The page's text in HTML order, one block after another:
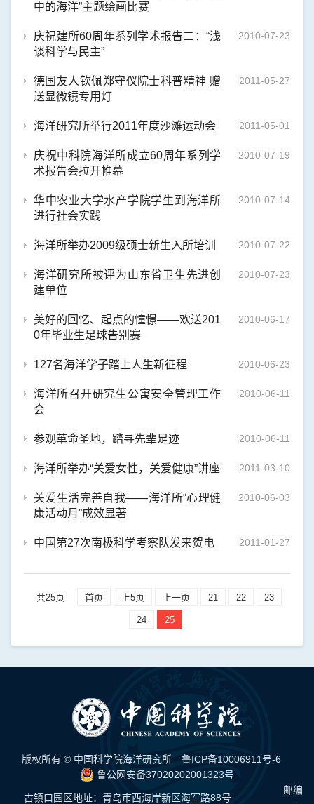
中的海洋”主题绘画比赛
2010-07-23
庆祝建所60周年系列学术报告二：“浅
谈科学与民主”
2011-05-27
德国友人钦佩郑守仪院士科普精神 赠
送显微镜专用灯
2011-05-01
海洋研究所举行2011年度沙滩运动会
2010-07-19
庆祝中科院海洋所成立60周年系列学
术报告会拉开帷幕
2010-07-14
华中农业大学水产学院学生到海洋所
进行社会实践
2010-07-22
海洋所举办2009级硕士新生入所培训
2010-07-23
海洋研究所被评为山东省卫生先进创
建单位
2010-06-17
美好的回忆、起点的憧憬——欢送201
0年毕业生足球告别赛
2010-06-23
127名海洋学子踏上人生新征程
2010-06-11
海洋所召开研究生公寓安全管理工作
会
2010-06-11
参观革命圣地，踏寻先辈足迹
2011-03-10
海洋所举办“关爱女性，关爱健康”讲座
2010-06-03
关爱生活完善自我——海洋所“心理健
康活动月”成效显著
2011-01-27
中国第27次南极科学考察队发来贺电
共25页 首页 上5页 上一页 21 22 23
24 25
版权所有 © 中国科学院海洋研究所 鲁ICP备10006911号-6
鲁公网安备37020202001323号
古镇口园区地址：青岛市西海岸新区海军路88号
邮编